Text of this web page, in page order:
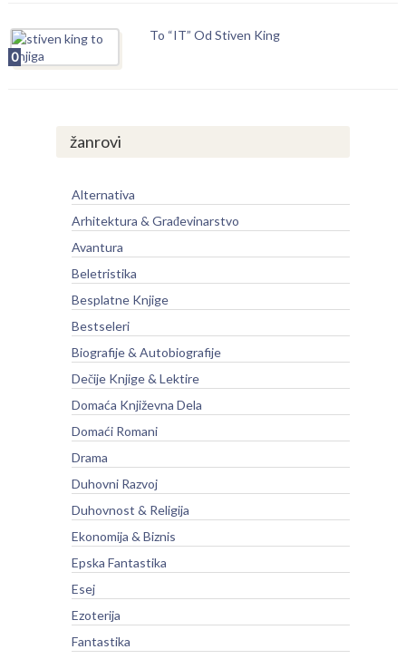
0
To “IT” Od Stiven King
žanrovi
Alternativa
Arhitektura & Građevinarstvo
Avantura
Beletristika
Besplatne Knjige
Bestseleri
Biografije & Autobiografije
Dečije Knjige & Lektire
Domaća Književna Dela
Domaći Romani
Drama
Duhovni Razvoj
Duhovnost & Religija
Ekonomija & Biznis
Epska Fantastika
Esej
Ezoterija
Fantastika